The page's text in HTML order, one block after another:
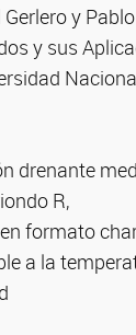
y
y sus
drenante
R,
formato
a la